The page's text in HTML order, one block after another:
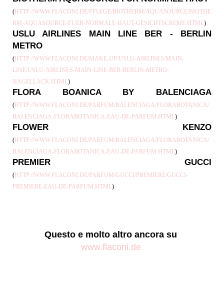
( HTTP://WWW.FLACONI.DE/PFLEGE/BIOTHERM/AQUASOURCE/BIOTHE
RM-AQUASOURCE-FUER-NORMALE-HAUT-GESICHTSCREME.HTML)
USLU AIRLINES MAIN LINE BER - BERLIN
METRO
( HTTP://WWW.FLACONI.DE/MAKE-UP/USLU-AIRLINES/MAIN-
LINE/USLU-AIRLINES-MAIN-LINE-BER-BERLIN-METRO-
NAGELLACK.HTML)
FLORA BOANICA BY BALENCIAGA
( HTTP://WWW.FLACONI.DE/PARFUM/BALENCIAGA/FLORABOTANICA/
BALENCIAGA-FLORABOTANICA-EAU-DE-PARFUM.HTML)
FLOWER KENZO
( HTTP://WWW.FLACONI.DE/PARFUM/BALENCIAGA/FLORABOTANICA/
BALENCIAGA-FLORABOTANICA-EAU-DE-PARFUM.HTML)
PREMIER GUCCI
( HTTP://WWW.FLACONI.DE/PARFUM/GUCCI/PREMIERE/GUCCI-
PREMIERE-EAU-DE-PARFUM.HTML)
Questo e molto altro ancora su
www.flaconi.de